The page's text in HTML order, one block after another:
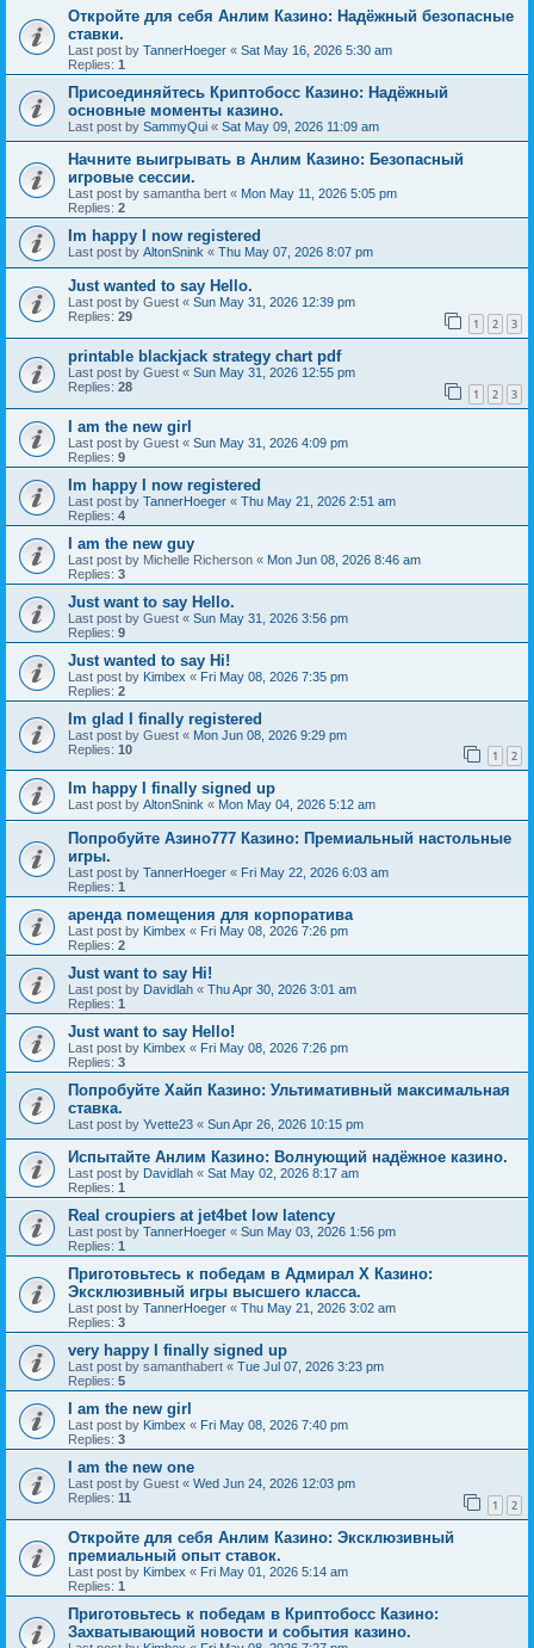
Откройте для себя Анлим Казино: Надёжный безопасные
ставки.
Last post by TannerHoeger « Sat May 16, 2026 5:30 am
Replies: 1
Присоединяйтесь Криптобосс Казино: Надёжный
основные моменты казино.
Last post by SammyQui « Sat May 09, 2026 11:09 am
Начните выигрывать в Анлим Казино: Безопасный
игровые сессии.
Last post by samantha bert « Mon May 11, 2026 5:05 pm
Replies: 2
Im happy I now registered
Last post by AltonSnink « Thu May 07, 2026 8:07 pm
Just wanted to say Hello.
Last post by Guest « Sun May 31, 2026 12:39 pm
Replies: 29 1 2 3
printable blackjack strategy chart pdf
Last post by Guest « Sun May 31, 2026 12:55 pm
Replies: 28 1 2 3
I am the new girl
Last post by Guest « Sun May 31, 2026 4:09 pm
Replies: 9
Im happy I now registered
Last post by TannerHoeger « Thu May 21, 2026 2:51 am
Replies: 4
I am the new guy
Last post by Michelle Richerson « Mon Jun 08, 2026 8:46 am
Replies: 3
Just want to say Hello.
Last post by Guest « Sun May 31, 2026 3:56 pm
Replies: 9
Just wanted to say Hi!
Last post by Kimbex « Fri May 08, 2026 7:35 pm
Replies: 2
Im glad I finally registered
Last post by Guest « Mon Jun 08, 2026 9:29 pm
Replies: 10 1 2
Im happy I finally signed up
Last post by AltonSnink « Mon May 04, 2026 5:12 am
Попробуйте Азино777 Казино: Премиальный настольные
игры.
Last post by TannerHoeger « Fri May 22, 2026 6:03 am
Replies: 1
аренда помещения для корпоратива
Last post by Kimbex « Fri May 08, 2026 7:26 pm
Replies: 2
Just want to say Hi!
Last post by Davidlah « Thu Apr 30, 2026 3:01 am
Replies: 1
Just want to say Hello!
Last post by Kimbex « Fri May 08, 2026 7:26 pm
Replies: 3
Попробуйте Хайп Казино: Ультимативный максимальная
ставка.
Last post by Yvette23 « Sun Apr 26, 2026 10:15 pm
Испытайте Анлим Казино: Волнующий надёжное казино.
Last post by Davidlah « Sat May 02, 2026 8:17 am
Replies: 1
Real croupiers at jet4bet low latency
Last post by TannerHoeger « Sun May 03, 2026 1:56 pm
Replies: 1
Приготовьтесь к победам в Адмирал Х Казино:
Эксклюзивный игры высшего класса.
Last post by TannerHoeger « Thu May 21, 2026 3:02 am
Replies: 3
very happy I finally signed up
Last post by samanthabert « Tue Jul 07, 2026 3:23 pm
Replies: 5
I am the new girl
Last post by Kimbex « Fri May 08, 2026 7:40 pm
Replies: 3
I am the new one
Last post by Guest « Wed Jun 24, 2026 12:03 pm
Replies: 11 1 2
Откройте для себя Анлим Казино: Эксклюзивный
премиальный опыт ставок.
Last post by Kimbex « Fri May 01, 2026 5:14 am
Replies: 1
Приготовьтесь к победам в Криптобосс Казино:
Захватывающий новости и события казино.